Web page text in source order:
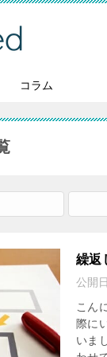
コラム
繰返
公開
こん
際に
いま